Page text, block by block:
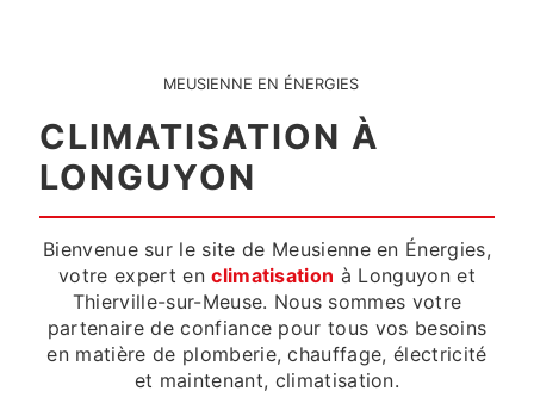
MEUSIENNE EN ÉNERGIES
CLIMATISATION À
LONGUYON
Bienvenue sur le site de Meusienne en Énergies,
votre expert enclimatisation à Longuyon et
Thierville-sur-Meuse. Nous sommes votre
partenaire de confiance pour tous vos besoins
en matière de plomberie, chauffage, électricité
et maintenant, climatisation.